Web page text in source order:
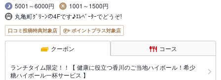
5001～6000円
1001～1500円
丸亀町ｸﾞﾘｰﾝの4Fです♪ｴﾚﾍﾞｰﾀｰでどうぞ!
口コミ投稿特典対象店 ポイントプラス対象店
クーポン コース
ランチタイム限定！！【 健康に役立つ香川のご当地ハイボール！希少
糖ハイボール一杯サービス 】